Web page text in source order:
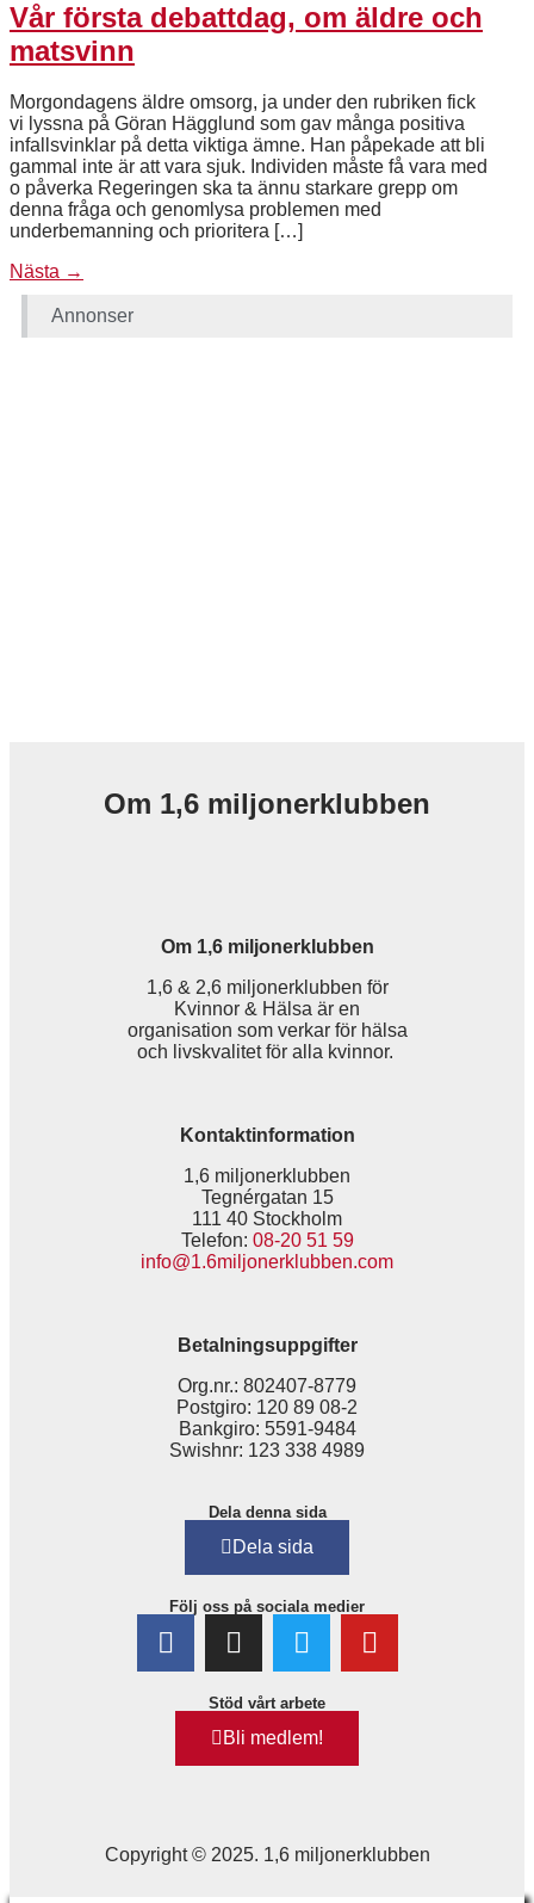
Vår första debattdag, om äldre och
matsvinn
Morgondagens äldre omsorg, ja under den rubriken fick
vi lyssna på Göran Hägglund som gav många positiva
infallsvinklar på detta viktiga ämne. Han påpekade att bli
gammal inte är att vara sjuk. Individen måste få vara med
o påverka Regeringen ska ta ännu starkare grepp om
denna fråga och genomlysa problemen med
underbemanning och prioritera […]
Nästa →
Annonser
Om 1,6 miljonerklubben
Om 1,6 miljonerklubben
1,6 & 2,6 miljonerklubben för
Kvinnor & Hälsa är en
organisation som verkar för hälsa
och livskvalitet för alla kvinnor.
Kontaktinformation
1,6 miljonerklubben
Tegnérgatan 15
111 40 Stockholm
Telefon: 08-20 51 59
info@1.6miljonerklubben.com
Betalningsuppgifter
Org.nr.: 802407-8779
Postgiro: 120 89 08-2
Bankgiro: 5591-9484
Swishnr: 123 338 4989
Dela denna sida
Dela sida
Följ oss på sociala medier
Stöd vårt arbete
Bli medlem!
Copyright © 2025. 1,6 miljonerklubben